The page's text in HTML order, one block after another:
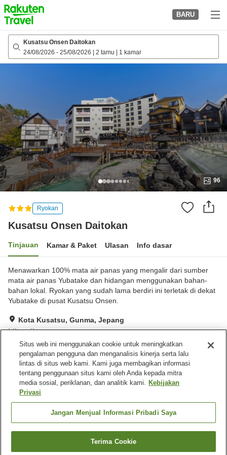
to
top
page
BARU
Kusatsu Onsen Daitokan
24/08/2026 - 25/08/2026 2 tamu 1 kamar
96
Ryokan
Kusatsu Onsen Daitokan
Tinjauan Kamar & Paket Ulasan Info dasar
Menawarkan 100% mata air panas yang mengalir dari sumber
mata air panas Yubatake dan hidangan menggunakan bahan-
bahan lokal. Ryokan yang sudah lama berdiri ini terletak di dekat
Yubatake di pusat Kusatsu Onsen.
Kota Kusatsu, Gunma, Jepang
Lihat di peta
Sangat baik Ulasan: 668
Fasilitas properti
Tempat parkir
Ramah hewan peliharaan di
dalam gedung
Mesin penjual otomatis
Cari kamar
Situs web ini menggunakan cookie untuk meningkatkan
pengalaman pengguna dan menganalisis kinerja serta lalu
lintas di situs web kami. Kami juga membagikan informasi
tentang penggunaan situs kami oleh Anda kepada mitra
media sosial, periklanan, dan analitik kami. Kebijakan
Privasi
Jangan Menjual Informasi Pribadi Saya
Terima Cookie